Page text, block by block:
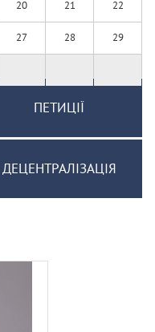
20 21 22
27 28 29
ПЕТИЦІЇ
ДЕЦЕНТРАЛІЗАЦІЯ